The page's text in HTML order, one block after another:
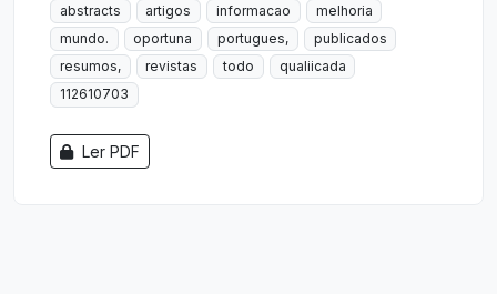
abstracts
artigos informacao
melhoria
mundo.
oportuna portugues,
publicados
resumos,
revistas todo
qualiicada
112610703
Ler PDF